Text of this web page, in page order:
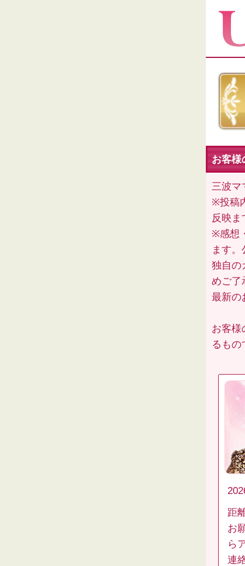
お客様
三波マ
※投稿
反映ま
※感想
ます
独自の
めご了
最新の
お客様
るもの
距
お
ら
連